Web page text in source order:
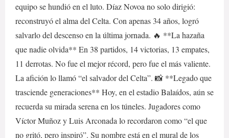
equipo se hundió en el luto. Díaz Novoa no solo dirigió:
reconstruyó el alma del Celta. Con apenas 34 años, logró
salvarlo del descenso en la última jornada. 🔥 **La hazaña
que nadie olvida** En 38 partidos, 14 victorias, 13 empates,
11 derrotas. No fue el mejor récord, pero fue el más valiente.
La afición lo llamó “el salvador del Celta”. 📸 **Legado que
trasciende generaciones** Hoy, en el estadio Balaídos, aún se
recuerda su mirada serena en los túneles. Jugadores como
Víctor Muñoz y Luis Arconada lo recordaron como “el que
no gritó, pero inspiró”. Su nombre está en el mural de los